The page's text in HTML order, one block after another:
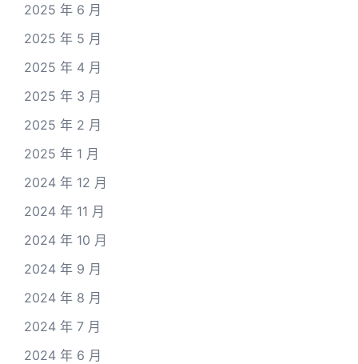
2025 年 6 月
2025 年 5 月
2025 年 4 月
2025 年 3 月
2025 年 2 月
2025 年 1 月
2024 年 12 月
2024 年 11 月
2024 年 10 月
2024 年 9 月
2024 年 8 月
2024 年 7 月
2024 年 6 月